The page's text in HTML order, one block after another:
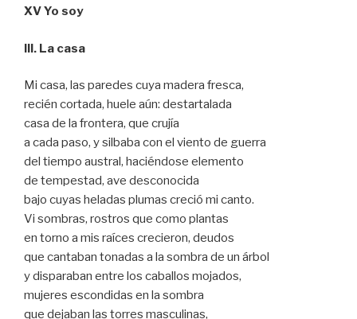
XV Yo soy
III. La casa
Mi casa, las paredes cuya madera fresca,
recién cortada, huele aún: destartalada
casa de la frontera, que crujía
a cada paso, y silbaba con el viento de guerra
del tiempo austral, haciéndose elemento
de tempestad, ave desconocida
bajo cuyas heladas plumas creció mi canto.
Vi sombras, rostros que como plantas
en torno a mis raíces crecieron, deudos
que cantaban tonadas a la sombra de un árbol
y disparaban entre los caballos mojados,
mujeres escondidas en la sombra
que dejaban las torres masculinas,